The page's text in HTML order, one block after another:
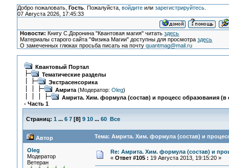
Добро пожаловать, Гость. Пожалуйста, войдитеили зарегистрируйтесь.
07 Августа 2026, 17:45:33
Новости: Книгу С.Доронина "Квантовая магия" читатьздесь
Материалы старого сайта "Физика Магии" доступны для просмотраздесь
О замеченных глюках просьба писать на почтуquantmag@mail.ru
Квантовый Портал
Тематические разделы
Экстрасенсорика
Амрита(Модератор: Oleg)
Амрита. Хим. формула (состав) и процесс образования (в
- Часть 1
Страниц: 1 ... 6 7[8] 9 10 ... 60 Все
Автор Тема: Амрита. Хим. формула (состав) и
Oleg
Модератор
Ветеран
Re: Амрита. Хим. формула (состав) и
« Ответ #105 : 19 Августа 2013, 19:15:20 »